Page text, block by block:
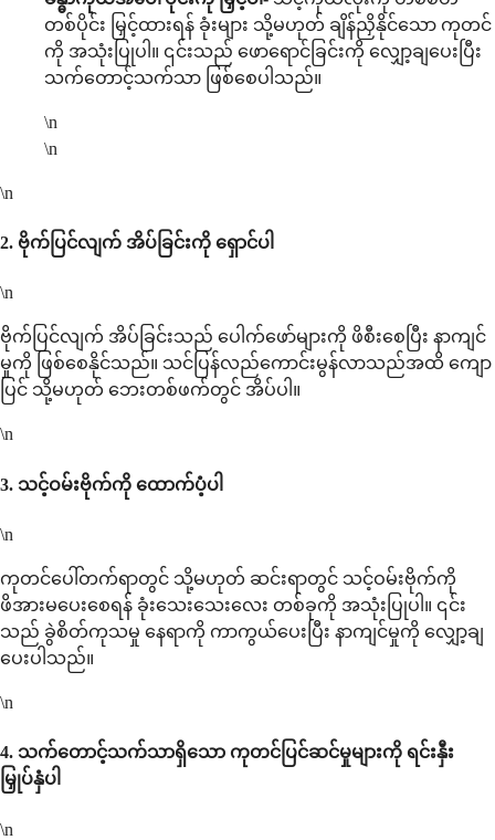
တစ်ပိုင်း မြှင့်ထားရန် ခုံးများ သို့မဟုတ် ချိန်ညှိနိုင်သော ကုတင်
ကို အသုံးပြုပါ။ ၎င်းသည် ဖောရောင်ခြင်းကို လျှော့ချပေးပြီး
သက်တောင့်သက်သာ ဖြစ်စေပါသည်။
\n
\n
\n
2. ဗိုက်ပြင်လျက် အိပ်ခြင်းကို ရှောင်ပါ
\n
ဗိုက်ပြင်လျက် အိပ်ခြင်းသည် ပေါက်ဖော်များကို ဖိစီးစေပြီး နာကျင်
မှုကို ဖြစ်စေနိုင်သည်။ သင်ပြန်လည်ကောင်းမွန်လာသည်အထိ ကျော
ပြင် သို့မဟုတ် ဘေးတစ်ဖက်တွင် အိပ်ပါ။
\n
3. သင့်ဝမ်းဗိုက်ကို ထောက်ပံ့ပါ
\n
ကုတင်ပေါ်တက်ရာတွင် သို့မဟုတ် ဆင်းရာတွင် သင့်ဝမ်းဗိုက်ကို
ဖိအားမပေးစေရန် ခုံးသေးသေးလေး တစ်ခုကို အသုံးပြုပါ။ ၎င်း
သည် ခွဲစိတ်ကုသမှု နေရာကို ကာကွယ်ပေးပြီး နာကျင်မှုကို လျှော့ချ
ပေးပါသည်။
\n
4. သက်တောင့်သက်သာရှိသော ကုတင်ပြင်ဆင်မှုများကို ရင်းနှီး
မြှုပ်နှံပါ
\n